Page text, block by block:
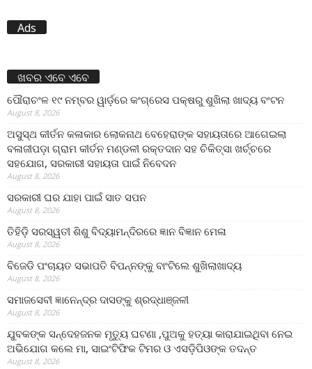
Ads
ଖବର ଏବେ ଏବେ
ପୌରାଚଂଳ ୧୯ ନମ୍ବର ୱାର୍ଡ଼ରେ କଂଗ୍ରେସ ପକ୍ଷରୁ ଶୁଖିଲା ଖାଦ୍ୟ ବଂଟନ
August 8, 2026
ଅସୁସ୍ଥ କୀର୍ତନ କଳାକାର ଲୋକନାଥ ବେହେରାଙ୍କ ସହାୟତାରେ ଆଗେଇଲା
ବଳାଜୀପଡ଼ା ଗ୍ରାମ କୀର୍ତନ ମଣ୍ଡଳୀ ରକ୍ତଦାନ ସହ ଚିକିତ୍ସା ଖର୍ଚ୍ଚରେ
ସହଯୋଗ, ସରକାରୀ ସହାୟତା ପାଇଁ ନିବେଦନ
August 8, 2026
ସରକାରୀ ଘର ଯାହା ପାଇଁ ସାତ ସପନ
August 8, 2026
ତିହିଡି଼ ସରସ୍ୱତୀ ଶିଶୁ ବିଦ୍ୟାମନ୍ଦିରରେ ଜ୍ଞାନ ବିଜ୍ଞାନ ମେଳା
August 8, 2026
ବିଜେଡି ପଂଚାୟତ ସଭାପତି ବିପନ୍ନଙ୍କୁ ବାଂଟିଲେ ଶୁଖିଲାଖାଦ୍ୟ
August 8, 2026
ସମାଜସେବୀ ଜ୍ଞାନେନ୍ଦ୍ର ଦାସଙ୍କୁ ଶ୍ରଦ୍ଧାଞ୍ଜଳୀ
August 8, 2026
ଯୁବକଙ୍କ ସନ୍ଦେହଜନକ ମୃତ୍ୟୁ ଘଟଣା ,ପୁଅକୁ ହତ୍ୟା କାରାଯାଇଥିବା ନେଇ
ଅଭିଯୋଗ କଲେ ମା, ସାଇଂଟିଫିକ ଟିମର ଓ ଏସଡ଼ିପିଓଙ୍କ ତଦନ୍ତ
August 8, 2026